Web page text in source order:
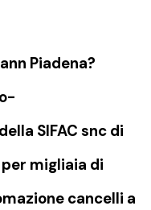
Piadena?
SIFAC snc di
migliaia di
cancelli a